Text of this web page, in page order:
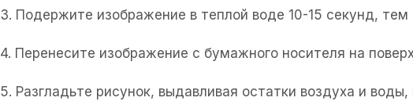
3. Подержите изображение в теплой воде 10-15 секунд,
4. Перенесите изображение с бумажного носителя на
5. Разгладьте рисунок, выдавливая остатки воздуха и